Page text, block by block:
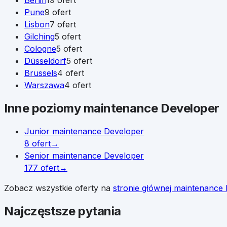
Pune9 ofert
Lisbon7 ofert
Gilching5 ofert
Cologne5 ofert
Düsseldorf5 ofert
Brussels4 ofert
Warszawa4 ofert
Inne poziomy maintenance Developer
Junior maintenance Developer
8 ofert→
Senior maintenance Developer
177 ofert→
Zobacz wszystkie oferty na stronie głównej maintenance
Najczęstsze pytania